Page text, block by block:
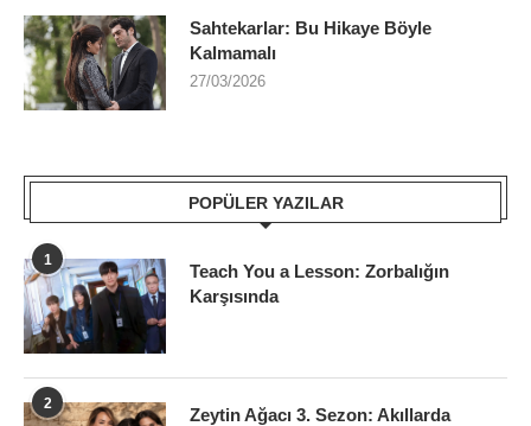
Sahtekarlar: Bu Hikaye Böyle
Kalmamalı
27/03/2026
POPÜLER YAZILAR
1
Teach You a Lesson: Zorbalığın
Karşısında
2
Zeytin Ağacı 3. Sezon: Akıllarda